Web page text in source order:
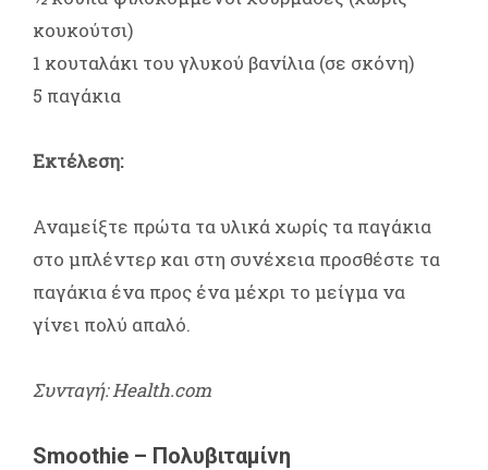
κουκούτσι)
1 κουταλάκι του γλυκού βανίλια (σε σκόνη)
5 παγάκια
Εκτέλεση:
Αναμείξτε πρώτα τα υλικά χωρίς τα παγάκια
στο μπλέντερ και στη συνέχεια προσθέστε τα
παγάκια ένα προς ένα μέχρι το μείγμα να
γίνει πολύ απαλό.
Συνταγή: Health.com
Smoothie – Πολυβιταμίνη